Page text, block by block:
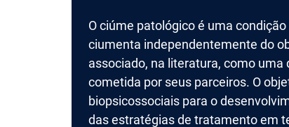
O ciúme patológico é uma
ciumenta independentemente do
associado, na literatura, como
cometida por seus parceiros. O
biopsicossociais para o
das estratégias de tratamento em